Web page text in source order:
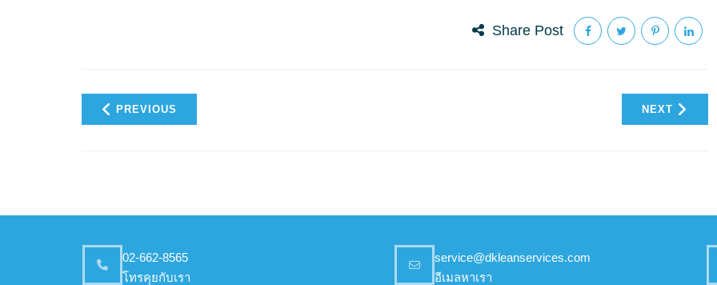
Share Post
PREVIOUS NEXT
02-662-8565
โทรคุยกับเรา
service@dkleanservices.com
อีเมลหาเรา